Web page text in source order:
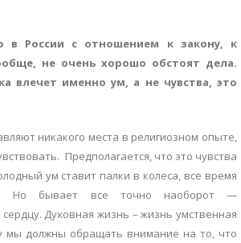
в России с отношением к закону, к
не очень хорошо обстоят дела.
влечет именно ум, а не чувства, это
никакого места в религиозном опыте,
Предполагается, что это чувства
ум ставит палки в колеса, все время
Но бывает все точно наоборот —
Духовная жизнь – жизнь умственная
мы должны обращать внимание на то, что